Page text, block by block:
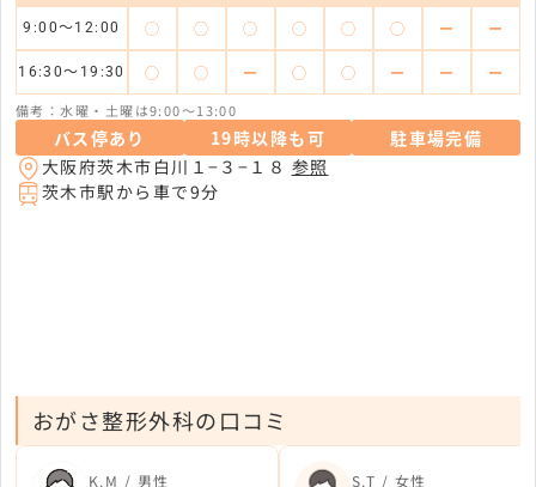
9:00～12:00 ◯ ◯ ◯ ◯ ◯ ◯ ー ー
16:30～19:30 ◯ ◯ ー ◯ ◯ ー ー ー
備考：水曜・土曜は9:00〜13:00
バス停あり 19時以降も可
駐車場完備
大阪府茨木市白川１−３−１８ 参照
茨木市駅から車で9分
おがさ整形外科の口コミ
K.M / 男性
S.T / 女性